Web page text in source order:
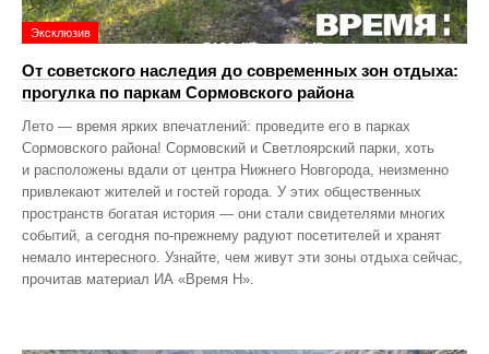
Эксклюзив
От советского наследия до современных зон отдыха:
прогулка по паркам Сормовского района
Лето — время ярких впечатлений: проведите его в парках
Сормовского района! Сормовский и Светлоярский парки, хоть
и расположены вдали от центра Нижнего Новгорода, неизменно
привлекают жителей и гостей города. У этих общественных
пространств богатая история — они стали свидетелями многих
событий, а сегодня по‑прежнему радуют посетителей и хранят
немало интересного. Узнайте, чем живут эти зоны отдыха сейчас,
прочитав материал ИА «Время Н».